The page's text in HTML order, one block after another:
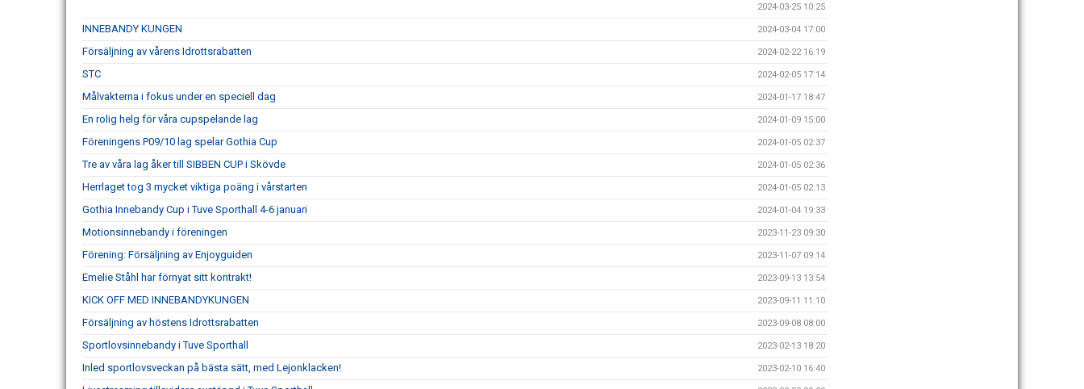
2024-03-25 10:25
INNEBANDY KUNGEN 2024-03-04 17:00
Försäljning av vårens Idrottsrabatten 2024-02-22 16:19
STC 2024-02-05 17:14
Målvakterna i fokus under en speciell dag 2024-01-17 18:47
En rolig helg för våra cupspelande lag 2024-01-09 15:00
Föreningens P09/10 lag spelar Gothia Cup 2024-01-05 02:37
Tre av våra lag åker till SIBBEN CUP i Skövde 2024-01-05 02:36
Herrlaget tog 3 mycket viktiga poäng i vårstarten 2024-01-05 02:13
Gothia Innebandy Cup i Tuve Sporthall 4-6 januari 2024-01-04 19:33
Motionsinnebandy i föreningen 2023-11-23 09:30
Förening: Försäljning av Enjoyguiden 2023-11-07 09:14
Emelie Ståhl har förnyat sitt kontrakt! 2023-09-13 13:54
KICK OFF MED INNEBANDYKUNGEN 2023-09-11 11:10
Försäljning av höstens Idrottsrabatten 2023-09-08 08:00
Sportlovsinnebandy i Tuve Sporthall 2023-02-13 18:20
Inled sportlovsveckan på bästa sätt, med Lejonklacken! 2023-02-10 16:40